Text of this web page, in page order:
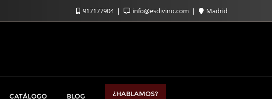
917177904 info@esdivino.com Madrid
CATÁLOGO BLOG ¿HABLAMOS?